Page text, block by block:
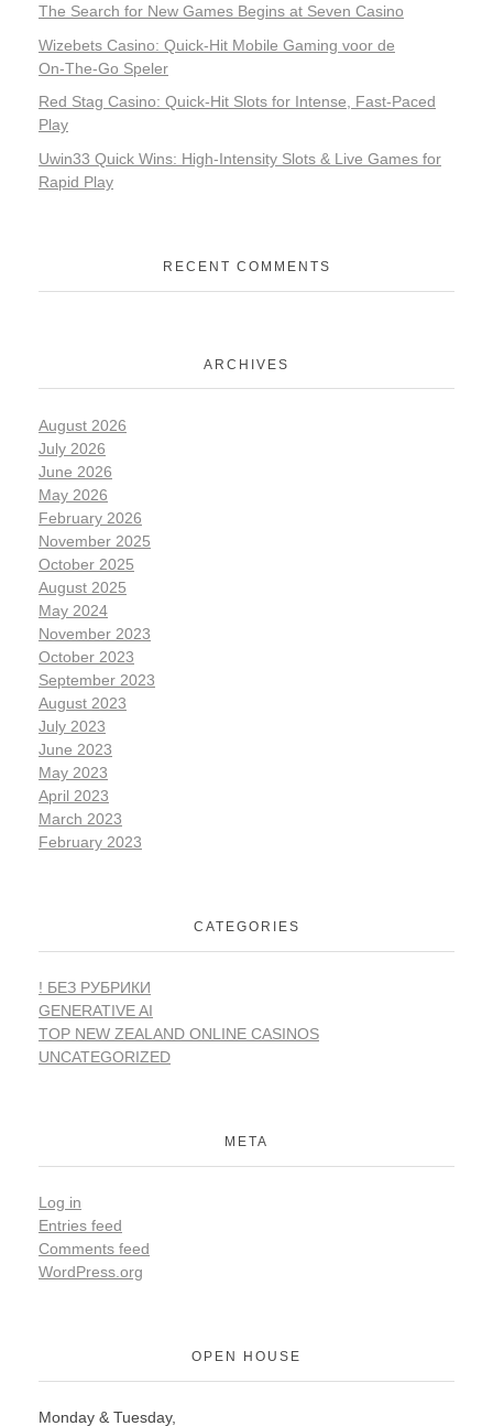
The Search for New Games Begins at Seven Casino
Wizebets Casino: Quick‑Hit Mobile Gaming voor de
On‑The‑Go Speler
Red Stag Casino: Quick‑Hit Slots for Intense, Fast‑Paced
Play
Uwin33 Quick Wins: High‑Intensity Slots & Live Games for
Rapid Play
RECENT COMMENTS
ARCHIVES
August 2026
July 2026
June 2026
May 2026
February 2026
November 2025
October 2025
August 2025
May 2024
November 2023
October 2023
September 2023
August 2023
July 2023
June 2023
May 2023
April 2023
March 2023
February 2023
CATEGORIES
! БЕЗ РУБРИКИ
GENERATIVE AI
TOP NEW ZEALAND ONLINE CASINOS
UNCATEGORIZED
META
Log in
Entries feed
Comments feed
WordPress.org
OPEN HOUSE
Monday & Tuesday,